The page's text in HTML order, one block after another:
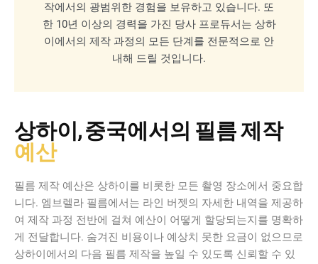
작에서의 광범위한 경험을 보유하고 있습니다. 또
한 10년 이상의 경력을 가진 당사 프로듀서는 상하
이에서의 제작 과정의 모든 단계를 전문적으로 안
내해 드릴 것입니다.
상하이, 중국에서의 필름 제작
예산
필름 제작 예산은 상하이를 비롯한 모든 촬영 장소에서 중요합
니다. 엠브렐라 필름에서는 라인 버젯의 자세한 내역을 제공하
여 제작 과정 전반에 걸쳐 예산이 어떻게 할당되는지를 명확하
게 전달합니다. 숨겨진 비용이나 예상치 못한 요금이 없으므로
상하이에서의 다음 필름 제작을 높일 수 있도록 신뢰할 수 있